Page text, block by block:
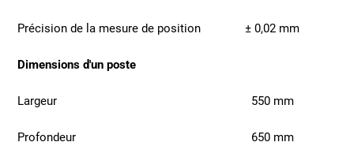
Précision de la mesure de position ± 0,02 mm
Dimensions d'un poste
Largeur 550 mm
Profondeur 650 mm